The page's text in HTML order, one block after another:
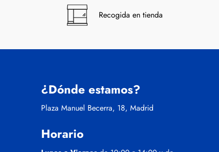
Recogida en tienda
¿Dónde estamos?
Plaza Manuel Becerra, 18, Madrid
Horario